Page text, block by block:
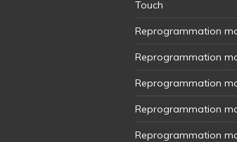
Touch
Reprogrammation
Reprogrammation
Reprogrammation
Reprogrammation
Reprogrammation